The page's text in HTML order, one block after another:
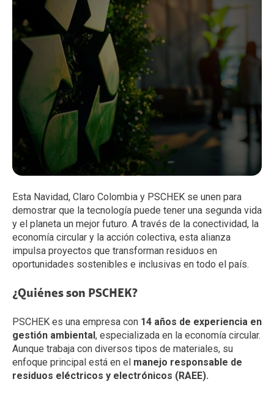
Esta Navidad, Claro Colombia y PSCHEK se unen para
demostrar que la tecnología puede tener una segunda vida
y el planeta un mejor futuro. A través de la conectividad, la
economía circular y la acción colectiva, esta alianza
impulsa proyectos que transforman residuos en
oportunidades sostenibles e inclusivas en todo el país.
¿Quiénes son PSCHEK?
PSCHEK es una empresa con 14 años de experiencia en
gestión ambiental, especializada en la economía circular.
Aunque trabaja con diversos tipos de materiales, su
enfoque principal está en el manejo responsable de
residuos eléctricos y electrónicos (RAEE).